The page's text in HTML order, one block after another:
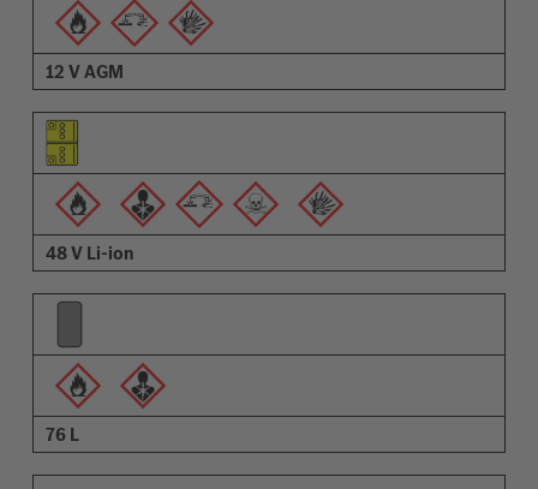
12 V AGM
48 V Li-ion
76 L